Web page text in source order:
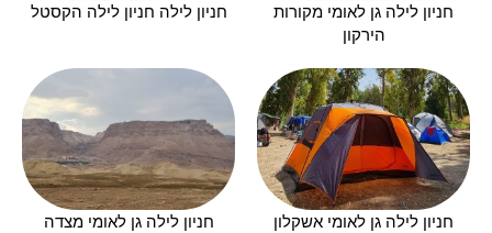
חניון לילה גן לאומי מקורות
הירקון
חניון לילה חניון לילה הקסטל
חניון לילה גן לאומי אשקלון
חניון לילה גן לאומי מצדה